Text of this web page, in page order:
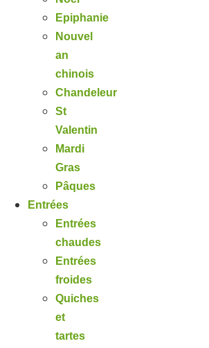
Epiphanie
Nouvel
an
chinois
Chandeleur
St
Valentin
Mardi
Gras
Pâques
Entrées
Entrées
chaudes
Entrées
froides
Quiches
et
tartes